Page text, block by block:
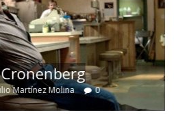
Martínez Molina 0